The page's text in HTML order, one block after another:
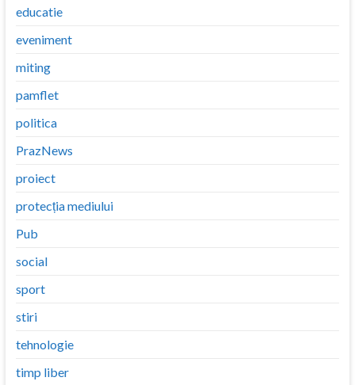
educatie
eveniment
miting
pamflet
politica
PrazNews
proiect
protecția mediului
Pub
social
sport
stiri
tehnologie
timp liber